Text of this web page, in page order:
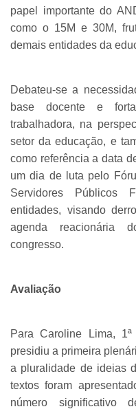
papel importante do
como o 15M e 30M,
demais entidades da
Debateu-se a
base docente e
trabalhadora, na
setor da educação, e
como referência a data
um dia de luta pelo
Servidores Públicos
entidades, visando
agenda reacionária
congresso.
Avaliação
Para Caroline Lima,
presidiu a primeira
a pluralidade de ideias
textos foram
número